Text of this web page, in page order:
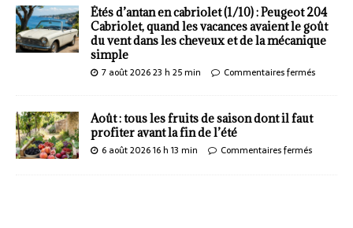
Étés d’antan en cabriolet (1/10) : Peugeot 204
Cabriolet, quand les vacances avaient le goût
du vent dans les cheveux et de la mécanique
simple
7 août 2026 23 h 25 min Commentaires fermés
Août : tous les fruits de saison dont il faut
profiter avant la fin de l’été
6 août 2026 16 h 13 min Commentaires fermés